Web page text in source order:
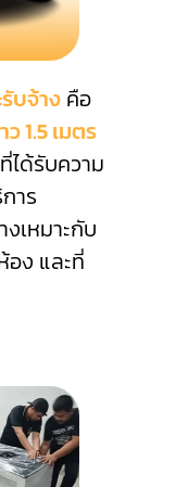
บจ้างคือ
1.5 เมตร
ได้รับความ
าร
เหมาะกับ
ง และที่